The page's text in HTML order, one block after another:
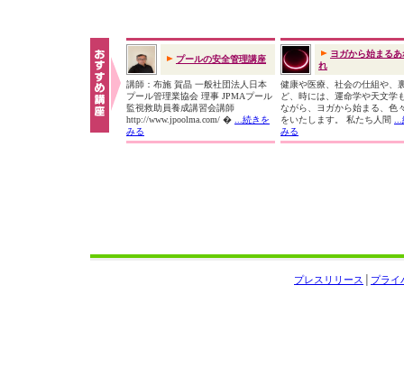
プールの安全管理講座
講師：布施 賀晶 一般社団法人日本
プール管理業協会 理事 JPMAプール
監視救助員養成講習会講師
http://www.jpoolma.com/ �
...続きを
みる
ヨガから始まるあ
れ
健康や医療、社会の仕組や、
ど、時には、運命学や天文学
ながら、ヨガから始まる、色
をいたします。 私たち人間
みる
プライ
プレスリリース